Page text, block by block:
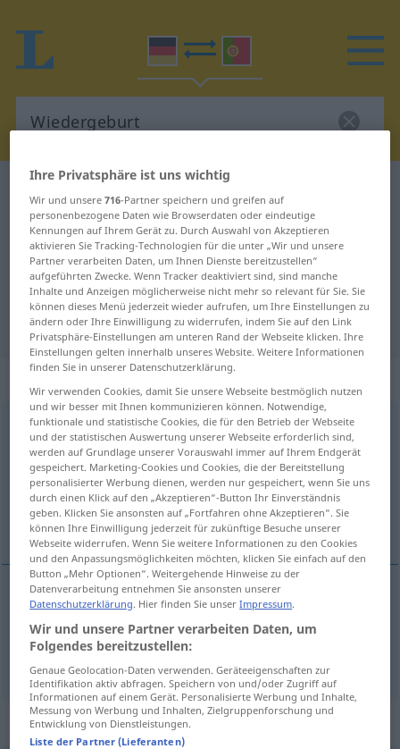
Deutsch-Portugiesisch
Übersetzung für "Wiedergeburt"
"Wiedergeburt" Portugiesisch
Übersetzung
: Femininum
Wiedergeburtf <o. pl>
Übersicht aller Übersetzungen
(Für mehr Details die Übersetzung anklicken/antippen)
renascimento, regeneração
renascimentom
regeneração f Wiedergeburt
Synonyme für "Wiedergeburt"
Ihre Privatsphäre ist uns wichtig
Wir und unsere716-Partner speichern und greifen auf
personenbezogene Daten wie Browserdaten oder eindeutige
Kennungen auf Ihrem Gerät zu. Durch Auswahl von Akzeptieren
aktivieren Sie Tracking-Technologien für die unter „Wir und unsere
Partner verarbeiten Daten, um Ihnen Dienste bereitzustellen“
aufgeführten Zwecke. Wenn Tracker deaktiviert sind, sind manche
Inhalte und Anzeigen möglicherweise nicht mehr so relevant für Sie. Sie
können dieses Menü jederzeit wieder aufrufen, um Ihre Einstellungen zu
ändern oder Ihre Einwilligung zu widerrufen, indem Sie auf den Link
Privatsphäre-Einstellungen am unteren Rand der Webseite klicken. Ihre
Einstellungen gelten innerhalb unseres Website. Weitere Informationen
finden Sie in unserer Datenschutzerklärung.
Wir verwenden Cookies, damit Sie unsere Webseite bestmöglich nutzen
und wir besser mit Ihnen kommunizieren können. Notwendige,
funktionale und statistische Cookies, die für den Betrieb der Webseite
und der statistischen Auswertung unserer Webseite erforderlich sind,
werden auf Grundlage unserer Vorauswahl immer auf Ihrem Endgerät
gespeichert. Marketing-Cookies und Cookies, die der Bereitstellung
personalisierter Werbung dienen, werden nur gespeichert, wenn Sie uns
durch einen Klick auf den „Akzeptieren“-Button Ihr Einverständnis
geben. Klicken Sie ansonsten auf „Fortfahren ohne Akzeptieren“. Sie
können Ihre Einwilligung jederzeit für zukünftige Besuche unserer
Webseite widerrufen. Wenn Sie weitere Informationen zu den Cookies
und den Anpassungsmöglichkeiten möchten, klicken Sie einfach auf den
Button „Mehr Optionen“. Weitergehende Hinweise zu der
Datenverarbeitung entnehmen Sie ansonsten unserer
Datenschutzerklärung. Hier finden Sie unserImpressum.
Wir und unsere Partner verarbeiten Daten, um
Folgendes bereitzustellen:
Genaue Geolocation-Daten verwenden. Geräteeigenschaften zur
Identifikation aktiv abfragen. Speichern von und/oder Zugriff auf
Informationen auf einem Gerät. Personalisierte Werbung und Inhalte,
Messung von Werbung und Inhalten, Zielgruppenforschung und
Entwicklung von Dienstleistungen.
Liste der Partner (Lieferanten)